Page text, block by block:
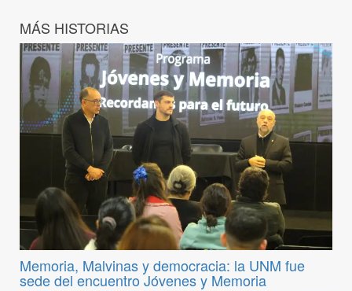
MÁS HISTORIAS
Memoria, Malvinas y democracia: la UNM fue
sede del encuentro Jóvenes y Memoria